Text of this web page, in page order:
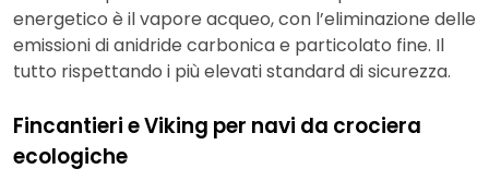
energetico è il vapore acqueo, con l’eliminazione delle
emissioni di anidride carbonica e particolato fine. Il
tutto rispettando i più elevati standard di sicurezza.
Fincantieri e Viking per navi da crociera
ecologiche